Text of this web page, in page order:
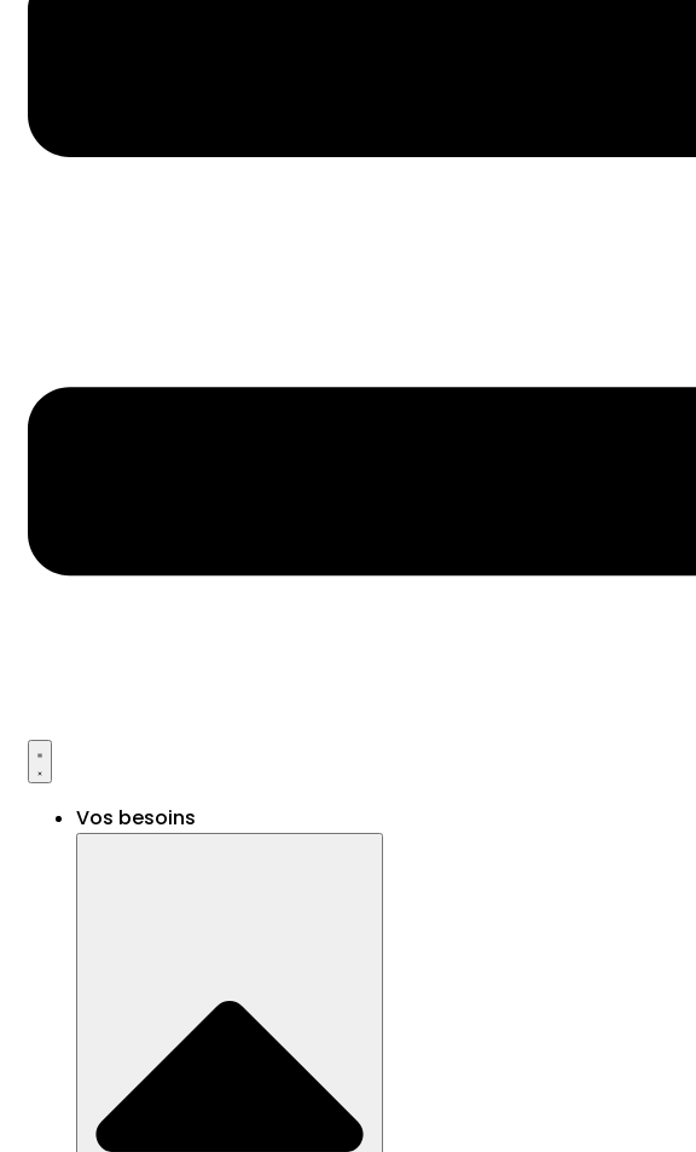
Vos besoins